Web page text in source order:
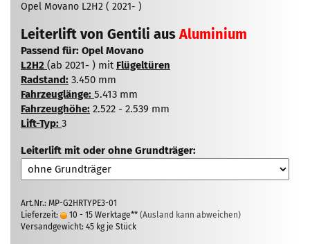
Opel Movano L2H2 ( 2021- )
Leiterlift von Gentili ausAluminium
Passend für: Opel Movano
L2H2 (ab 2021- ) mit Flügeltüren
Radstand: 3.450 mm
Fahrzeuglänge: 5.413 mm
Fahrzeughöhe: 2.522 - 2.539 mm
Lift-Typ: 3
Leiterlift mit oder ohne Grundträger:
Art.Nr.: MP-G2HRTYPE3-01
Lieferzeit:
10 - 15 Werktage** (Ausland kann abweichen)
Versandgewicht: 45 kg je Stück